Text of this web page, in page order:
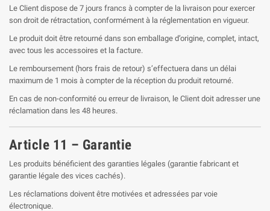
Le Client dispose de 7 jours francs à compter de la livraison pour exercer
son droit de rétractation, conformément à la réglementation en vigueur.
Le produit doit être retourné dans son emballage d’origine, complet, intact,
avec tous les accessoires et la facture.
Le remboursement (hors frais de retour) s’effectuera dans un délai
maximum de 1 mois à compter de la réception du produit retourné.
En cas de non-conformité ou erreur de livraison, le Client doit adresser une
réclamation dans les 48 heures.
Article 11 – Garantie
Les produits bénéficient des garanties légales (garantie fabricant et
garantie légale des vices cachés).
Les réclamations doivent être motivées et adressées par voie
électronique.